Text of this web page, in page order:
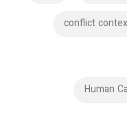
conflict
Human